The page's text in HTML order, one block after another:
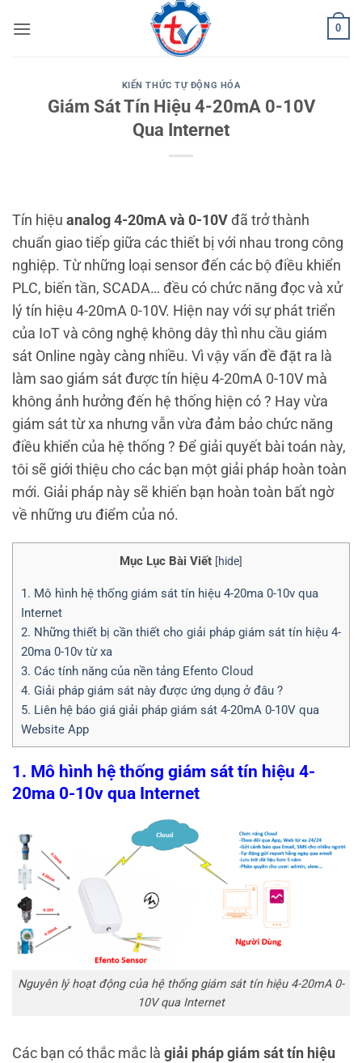
qua
0
KIẾN THỨC TỰ ĐỘNG HÓA
Giám Sát Tín Hiệu 4-20mA 0-10V
Qua Internet
Tín hiệu analog 4-20mA và 0-10V đã trở thành
chuẩn giao tiếp giữa các thiết bị với nhau trong công
nghiệp. Từ những loại sensor đến các bộ điều khiển
PLC, biến tần, SCADA… đều có chức năng đọc và xử
lý tín hiệu 4-20mA 0-10V. Hiện nay với sự phát triển
của IoT và công nghệ không dây thì nhu cầu giám
sát Online ngày càng nhiều. Vì vậy vấn đề đặt ra là
làm sao giám sát được tín hiệu 4-20mA 0-10V mà
không ảnh hưởng đến hệ thống hiện có ? Hay vừa
giám sát từ xa nhưng vẫn vừa đảm bảo chức năng
điều khiển của hệ thống ? Để giải quyết bài toán này,
tôi sẽ giới thiệu cho các bạn một giải pháp hoàn toàn
mới. Giải pháp này sẽ khiến bạn hoàn toàn bất ngờ
về những ưu điểm của nó.
Mục Lục Bài Viết [hide]
1. Mô hình hệ thống giám sát tín hiệu 4-20ma 0-10v qua
Internet
2. Những thiết bị cần thiết cho giải pháp giám sát tín hiệu 4-
20ma 0-10v từ xa
3. Các tính năng của nền tảng Efento Cloud
4. Giải pháp giám sát này được ứng dụng ở đâu ?
5. Liên hệ báo giá giải pháp giám sát 4-20mA 0-10V qua
Website App
1. Mô hình hệ thống giám sát tín hiệu 4-
20ma 0-10v qua Internet
Nguyên lý hoạt động của hệ thống giám sát tín hiệu 4-20mA 0-
10V qua Internet
Các bạn có thắc mắc là giải pháp giám sát tín hiệu